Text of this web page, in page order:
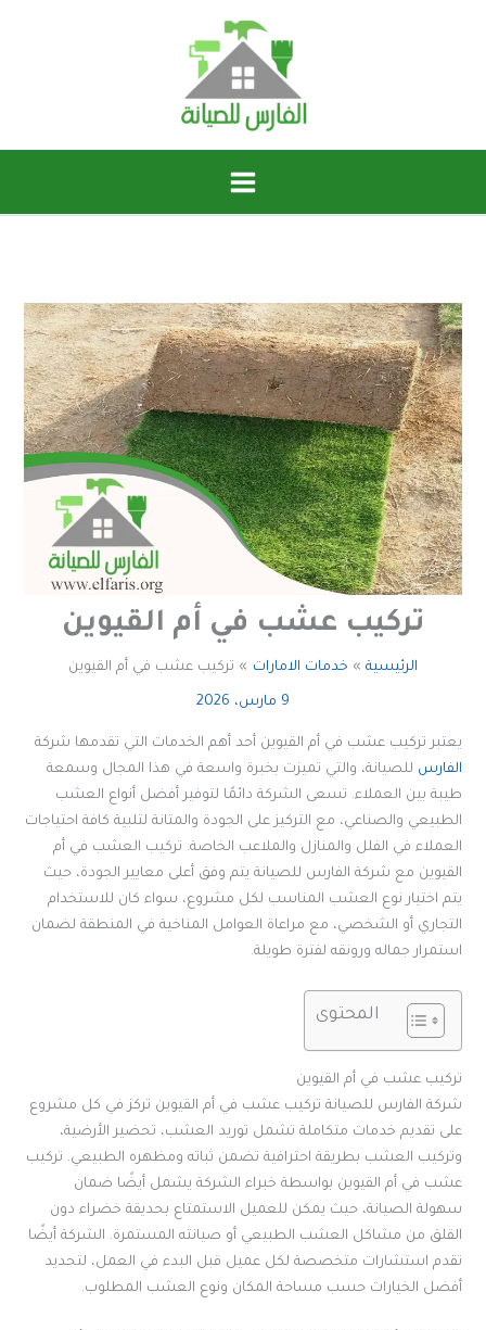
تركيب عشب في أم القيوين
الرئيسية خدمات الامارات تركيب عشب في أم القيوين
9 مارس، 2026
يعتبر تركيب عشب في أم القيوين أحد أهم الخدمات التي تقدمها شركة
الفارس للصيانة، والتي تميزت بخبرة واسعة في هذا المجال وسمعة
طيبة بين العملاء. تسعى الشركة دائمًا لتوفير أفضل أنواع العشب
الطبيعي والصناعي، مع التركيز على الجودة والمتانة لتلبية كافة احتياجات
العملاء في الفلل والمنازل والملاعب الخاصة. تركيب العشب في أم
القيوين مع شركة الفارس للصيانة يتم وفق أعلى معايير الجودة، حيث
يتم اختيار نوع العشب المناسب لكل مشروع، سواء كان للاستخدام
التجاري أو الشخصي، مع مراعاة العوامل المناخية في المنطقة لضمان
استمرار جماله ورونقه لفترة طويلة.
المحتوى
تركيب عشب في أم القيوين
شركة الفارس للصيانة تركيب عشب في أم القيوين تركز في كل مشروع
على تقديم خدمات متكاملة تشمل توريد العشب، تحضير الأرضية،
وتركيب العشب بطريقة احترافية تضمن ثباته ومظهره الطبيعي. تركيب
عشب في أم القيوين بواسطة خبراء الشركة يشمل أيضًا ضمان
سهولة الصيانة، حيث يمكن للعميل الاستمتاع بحديقة خضراء دون
القلق من مشاكل العشب الطبيعي أو صيانته المستمرة. الشركة أيضًا
تقدم استشارات متخصصة لكل عميل قبل البدء في العمل، لتحديد
أفضل الخيارات حسب مساحة المكان ونوع العشب المطلوب.